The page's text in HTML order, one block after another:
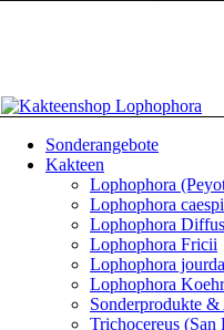
Sonderangebote
Kakteen
Lophophora
Lophophora
Lophophora
Lophophora Fricii
Lophophora
Lophophora
Sonderprodukte &
Trichocereus (San